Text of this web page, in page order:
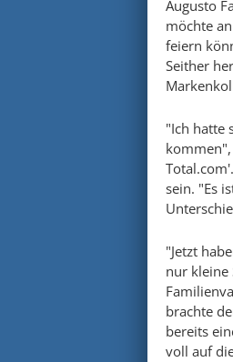
Augusto
möchte
feiern
Seither
"Ich hatte
sein. "Es
"Jetzt
nur kleine
brachte
bereits
voll auf